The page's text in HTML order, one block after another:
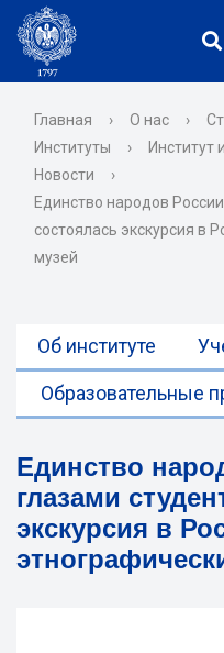
Главная › О нас ›
Институты
› Институт
Новости
›
Единство народов
состоялась экскурсия в
музей
Об институте
Образовательные
Единство
глазами
экскурсия в